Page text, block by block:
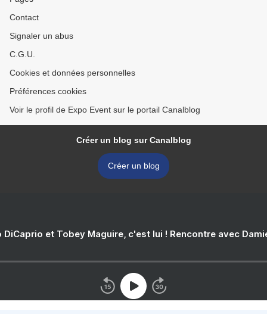
Contact
Signaler un abus
C.G.U.
Cookies et données personnelles
Préférences cookies
Voir le profil de Expo Event sur le portail Canalblog
Créer un blog sur Canalblog
Créer un blog
DiCaprio et Tobey Maguire, c'est lui ! Rencontre avec